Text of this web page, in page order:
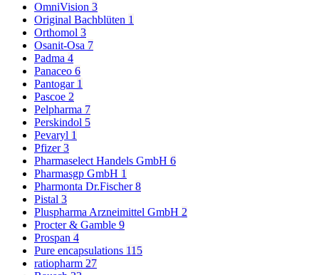
OmniVision 3
Original Bachblüten 1
Orthomol 3
Osanit-Osa 7
Padma 4
Panaceo 6
Pantogar 1
Pascoe 2
Pelpharma 7
Perskindol 5
Pevaryl 1
Pfizer3
Pharmaselect Handels GmbH 6
Pharmasgp GmbH 1
Pharmonta Dr.Fischer8
Pistal 3
Pluspharma Arzneimittel GmbH 2
Procter & Gamble 9
Prospan 4
Pure encapsulations 115
ratiopharm 27